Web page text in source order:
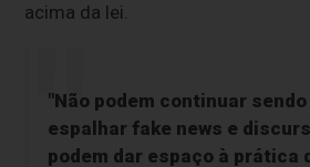
acima da lei.
"Não podem continuar
espalhar fake news e
podem dar espaço à prática